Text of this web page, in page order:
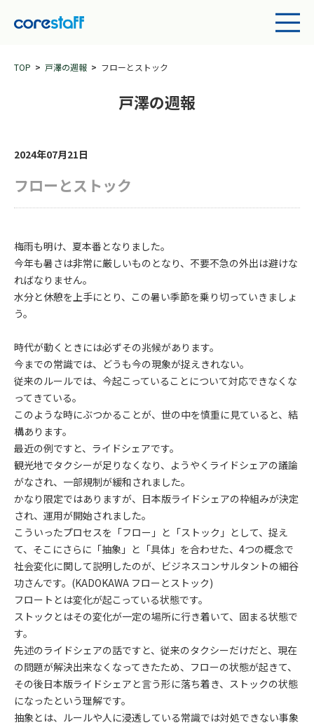
TOP 戸澤の週報 フローとストック
戸澤の週報
2024年07月21日
フローとストック
梅雨も明け、夏本番となりました。
今年も暑さは非常に厳しいものとなり、不要不急の外出は避けな
ればなりません。
水分と休憩を上手にとり、この暑い季節を乗り切っていきましょ
う。
時代が動くときには必ずその兆候があります。
今までの常識では、どうも今の現象が捉えきれない。
従来のルールでは、今起こっていることについて対応できなくな
ってきている。
このような時にぶつかることが、世の中を慎重に見ていると、結
構あります。
最近の例ですと、ライドシェアです。
観光地でタクシーが足りなくなり、ようやくライドシェアの議論
がなされ、一部規制が緩和されました。
かなり限定ではありますが、日本版ライドシェアの枠組みが決定
され、運用が開始されました。
こういったプロセスを「フロー」と「ストック」として、捉え
て、そこにさらに「抽象」と「具体」を合わせた、4つの概念で
社会変化に関して説明したのが、ビジネスコンサルタントの細谷
功さんです。(KADOKAWA フローとストック)
フロートとは変化が起こっている状態です。
ストックとはその変化が一定の場所に行き着いて、固まる状態で
す。
先述のライドシェアの話ですと、従来のタクシーだけだと、現在
の問題が解決出来なくなってきたため、フローの状態が起きて、
その後日本版ライドシェアと言う形に落ち着き、ストックの状態
になったという理解です。
抽象とは、ルールや人に浸透している常識では対処できない事象